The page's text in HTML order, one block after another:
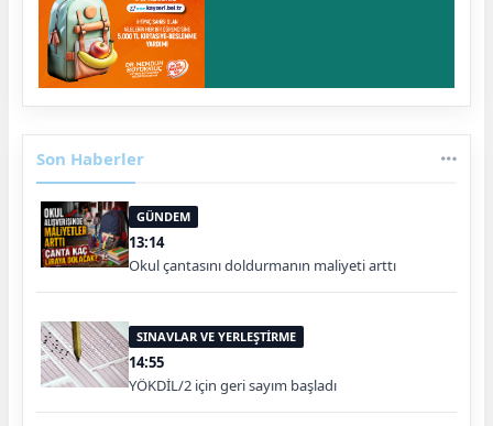
Son Haberler
GÜNDEM
13:14
Okul çantasını doldurmanın maliyeti arttı
SINAVLAR VE YERLEŞTİRME
14:55
YÖKDİL/2 için geri sayım başladı